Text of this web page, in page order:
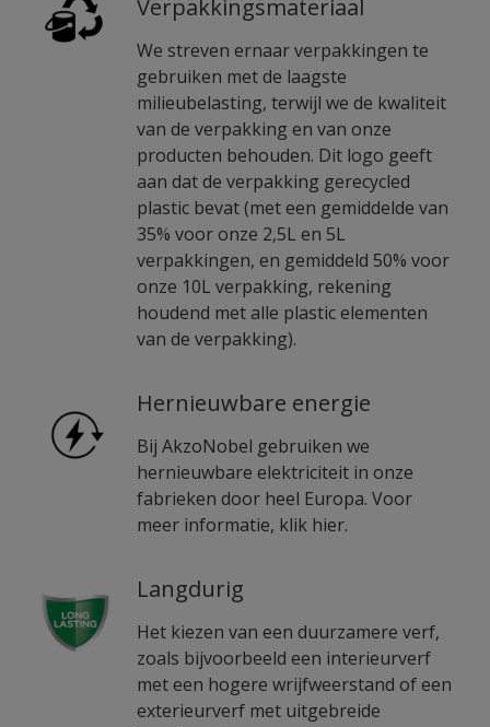
Verpakkingsmateriaal
We streven ernaar verpakkingen te
gebruiken met de laagste
milieubelasting, terwijl we de kwaliteit
van de verpakking en van onze
producten behouden. Dit logo geeft
aan dat de verpakking gerecycled
plastic bevat (met een gemiddelde van
35% voor onze 2,5L en 5L
verpakkingen, en gemiddeld 50% voor
onze 10L verpakking, rekening
houdend met alle plastic elementen
van de verpakking).
Hernieuwbare energie
Bij AkzoNobel gebruiken we
hernieuwbare elektriciteit in onze
fabrieken door heel Europa. Voor
meer informatie, klik hier.
Langdurig
Het kiezen van een duurzamere verf,
zoals bijvoorbeeld een interieurverf
met een hogere wrijfweerstand of een
exterieurverf met uitgebreide